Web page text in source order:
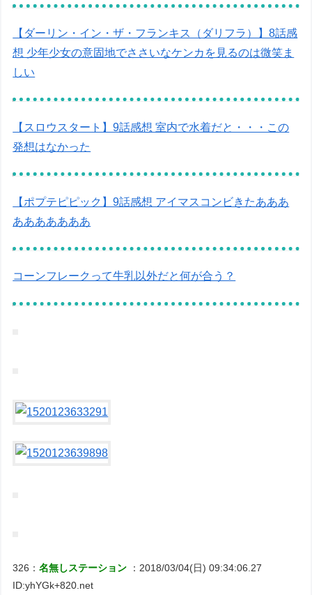
【ダーリン・イン・ザ・フランキス（ダリフラ）】8話感
想 少年少女の意固地でささいなケンカを見るのは微笑ま
しい
【スロウスタート】9話感想 室内で水着だと・・・この
発想はなかった
【ポプテピピック】9話感想 アイマスコンビきたあああ
あああああああ
コーンフレークって牛乳以外だと何が合う？
326：名無しステーション
：2018/03/04(日) 09:34:06.27
ID:yhYGk+820.net